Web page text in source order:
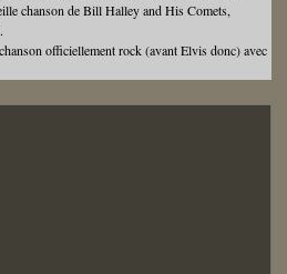
chanson de Bill Halley and His Comets,
officiellement rock (avant Elvis donc) avec